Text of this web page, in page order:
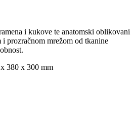
i kukove te anatomski oblikovani
i prozračnom mrežom od tkanine
380 x 300 mm